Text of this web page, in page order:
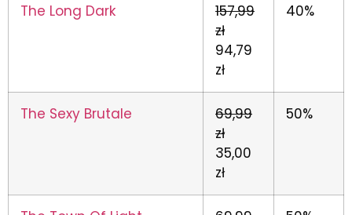
The Long Dark
157,99
zł
94,79
zł
40%
The Sexy Brutale
69,99
zł
35,00
zł
50%